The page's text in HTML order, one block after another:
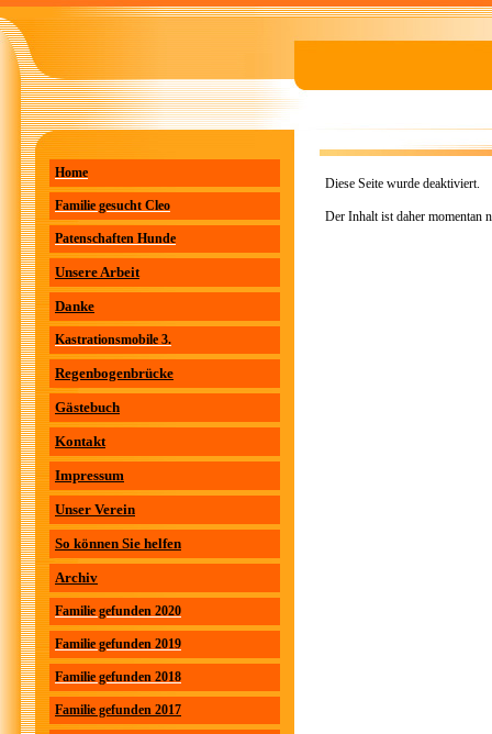
Home
Familie gesucht Cleo
Patenschaften Hunde
Unsere Arbeit
Danke
Kastrationsmobile 3.
Regenbogenbrücke
Gästebuch
Kontakt
Impressum
Unser Verein
So können Sie helfen
Archiv
Familie gefunden 2020
Familie gefunden 2019
Familie gefunden 2018
Familie gefunden 2017
Diese Seite wurde deaktiviert.
Der Inhalt ist daher momentan